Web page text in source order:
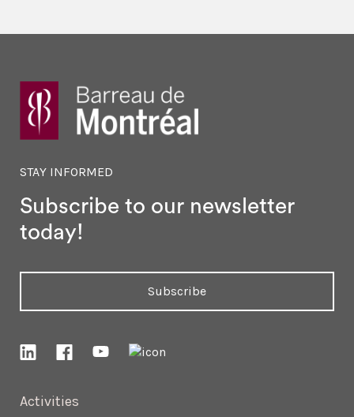
Activities
STAY INFORMED
Subscribe to our newsletter
today!
Subscribe